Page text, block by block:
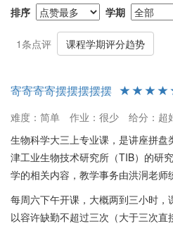
排序 学期
1条点评 课程学期评分趋势
寄寄寄寄摆摆摆摆摆
难度：简单
作业：很少 给分：超
生物科学大三上专业课，是讲座拼盘
津工业生物技术研究所（TIB）的研
学的相关内容，教学事务由洪泂老师
每周六下午开课，大概两到三小时
以容许缺勤不超过三次（大于三次